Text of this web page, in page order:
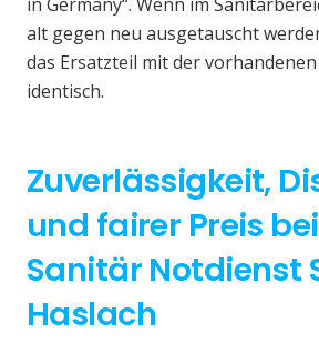
alt gegen neu ausgetauscht
das Ersatzteil mit der
identisch.
Zuverlässigkeit,
und fairer Preis
Sanitär Notdienst
Haslach